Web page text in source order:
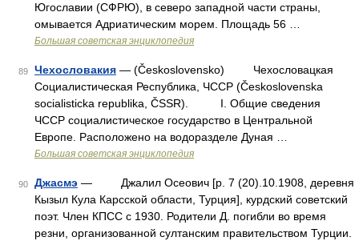
Югославии (СФРЮ), в северо западной части страны,
омывается Адриатическим морем. Площадь 56 …
Большая советская энциклопедия
89 Чехословакия — (Československo) Чехословацкая
Социалистическая Республика, ЧССР (Československa
socialisticka republika, ČSSR). I. Общие сведения
ЧССР социалистическое государство в Центральной
Европе. Расположено на водоразделе Дуная …
Большая советская энциклопедия
90 Джасмэ — Джалил Осеович [р. 7 (20).10.1908, деревня
Кызыл Кула Карсской области, Турция], курдский советский
поэт. Член КПСС с 1930. Родители Д. погибли во время
резни, организованной султанским правительством Турции.